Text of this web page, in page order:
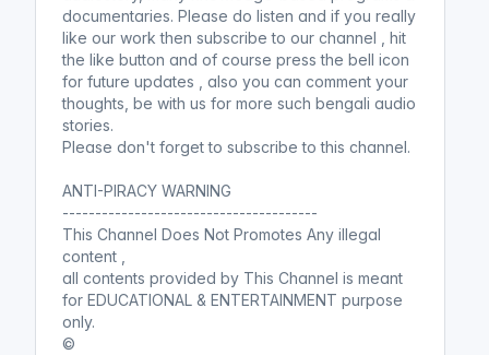
Shobdo Kolpo
এবার ভিন্ন কিছু হোক
যে যাই বলুক পিছে । এবার ভিন্ন কিছু হোক
। আরিফ আজাদ ।এবার ভিন্ন কিছু হোক
অডিওবুক । গল্প ৯
Shobdo Kolpo
এবার ভিন্ন কিছু হোক
documentaries. Please do listen and if you really
like our work then subscribe to our channel , hit
the like button and of course press the bell icon
for future updates , also you can comment your
thoughts, be with us for more such bengali audio
stories.
Please don't forget to subscribe to this channel.
ANTI-PIRACY WARNING
---------------------------------------
This Channel Does Not Promotes Any illegal
content ,
all contents provided by This Channel is meant
for EDUCATIONAL & ENTERTAINMENT purpose
only.
©